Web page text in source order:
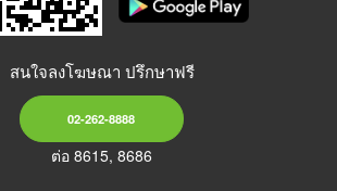
สนใจลงโฆษณา ปรึกษาฟรี
02-262-8888
ต่อ 8615, 8686